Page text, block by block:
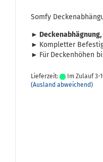
Somfy
►
► Kom­plet­ter
► Für De­cken­hö­hen
Lieferzeit:
Im Zulauf 3-
(Ausland abweichend)